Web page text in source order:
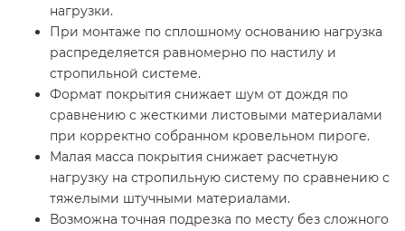
нагрузки.
При монтаже по сплошному основанию нагрузка
распределяется равномерно по настилу и
стропильной системе.
Формат покрытия снижает шум от дождя по
сравнению с жесткими листовыми материалами
при корректно собранном кровельном пироге.
Малая масса покрытия снижает расчетную
нагрузку на стропильную систему по сравнению с
тяжелыми штучными материалами.
Возможна точная подрезка по месту без сложного